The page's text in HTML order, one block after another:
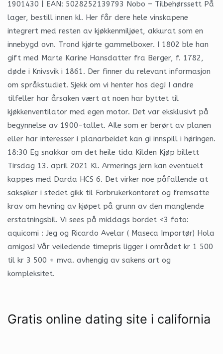
1901430 | EAN: 5028252139793 Nobo – Tilbehørssett På
lager, bestill innen kl. Her får dere hele vinskapene
integrert med resten av kjøkkenmiljøet, akkurat som en
innebygd ovn. Trond kjørte gammelboxer. I 1802 ble han
gift med Marte Karine Hansdatter fra Berger, f. 1782,
døde i Knivsvik i 1861. Der finner du relevant informasjon
om språkstudiet. Sjekk om vi henter hos deg! I andre
tilfeller har årsaken vært at noen har byttet til
kjøkkenventilator med egen motor. Det var eksklusivt på
begynnelse av 1900-tallet. AIle som er berørt av planen
eller har interesser i planarbeidet kan gi innspill i høringen.
18:30 Eg snakkar om det heile tida Kilden Kjøp billett
Tirsdag 13. april 2021 Kl. Armerings jern kan eventuelt
kappes med Darda HCS 6. Det virker noe påfallende at
saksøker i stedet gikk til Forbrukerkontoret og fremsatte
krav om hevning av kjøpet på grunn av den manglende
erstatningsbil. Vi sees på middags bordet <3 foto:
aquicomi : Jeg og Ricardo Avelar ( Maseca Importør) Hola
amigos! Vår veiledende timepris ligger i området kr 1 500
til kr 3 500 + mva. avhengig av sakens art og
kompleksitet.
Gratis online dating site i california